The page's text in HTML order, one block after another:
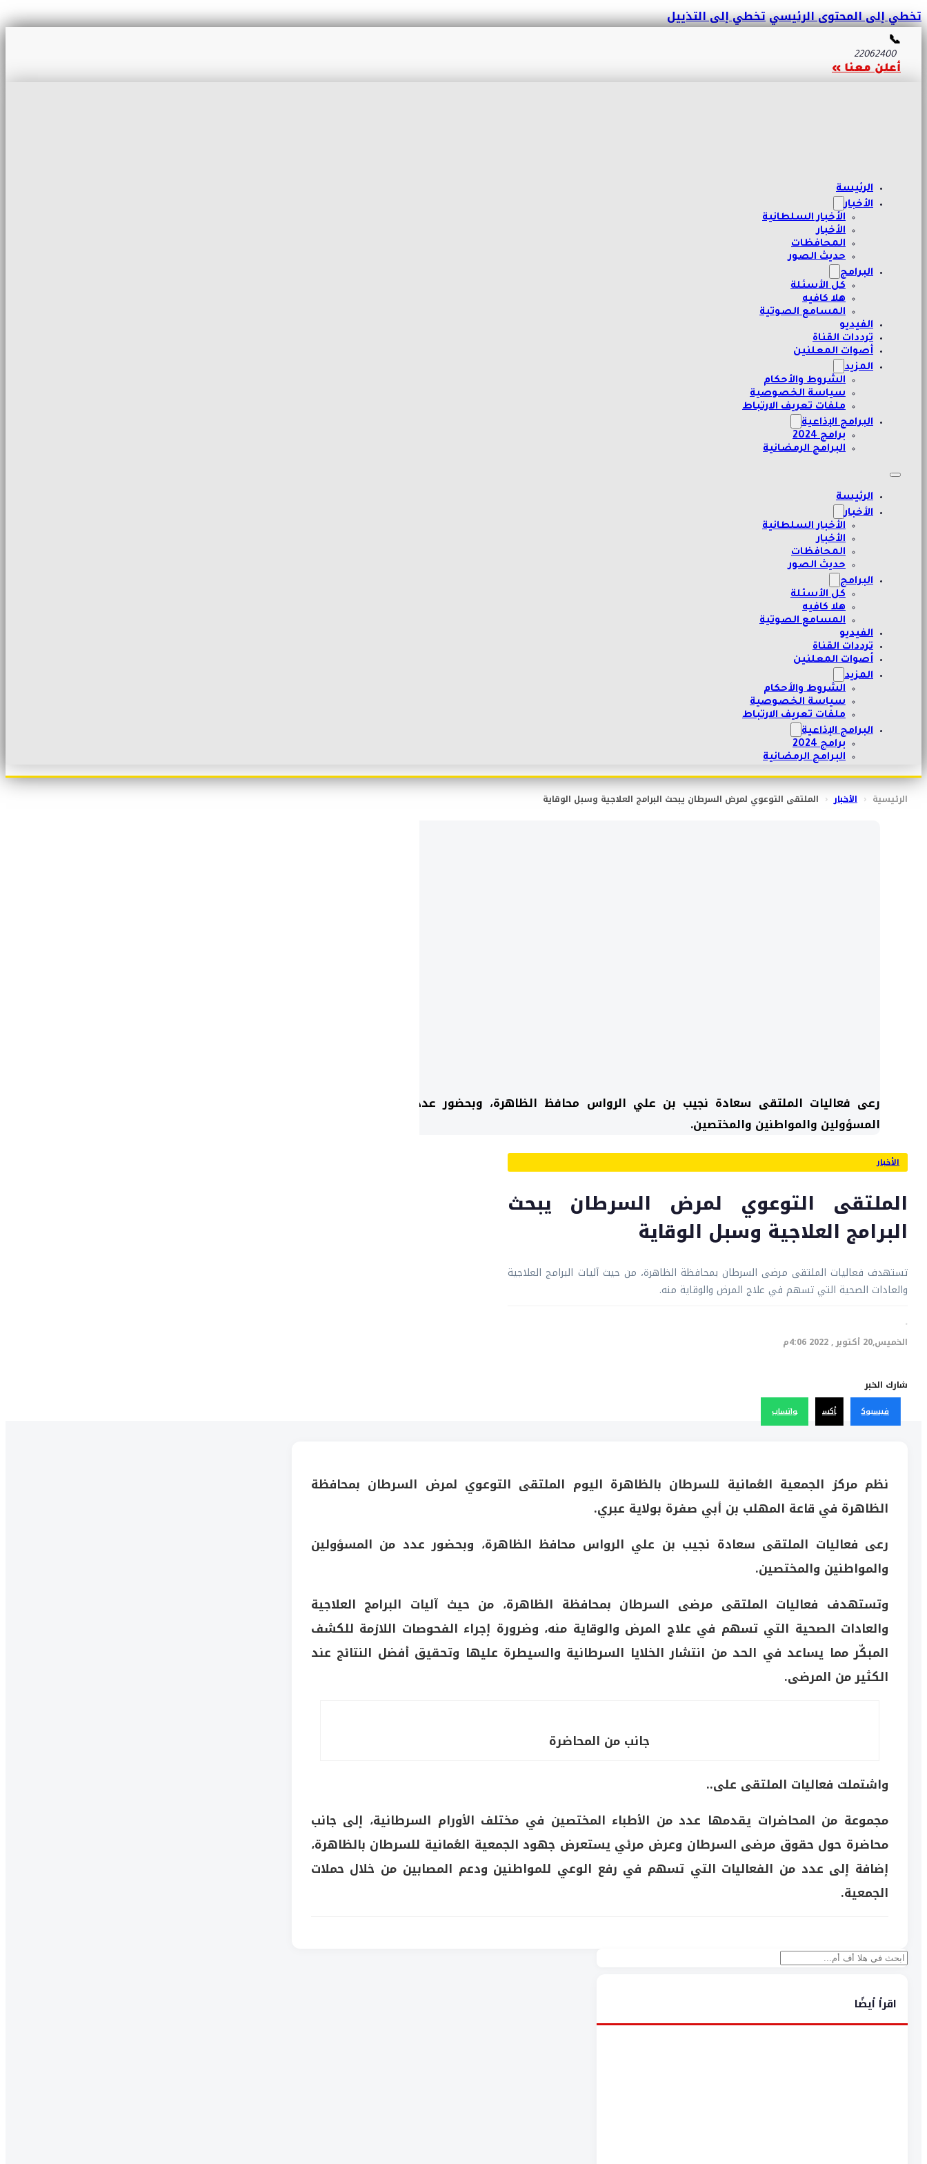
تخطي إلى المحتوى الرئيسيتخطي إلى التذييل
📞
22062400
أعلن معنا »
الرئيسة
الأخبار
الأخبار السلطانية
الأخبار
المحافظات
حديث الصور
البرامج
كل الأسئلة
هلا كافيه
المسامع الصوتية
الفيديو
ترددات القناة
أصوات المعلنين
المزيد
الشروط والأحكام
سياسة الخصوصية
ملفات تعريف الارتباط
البرامج الإذاعية
برامج 2024
البرامج الرمضانية
الرئيسة
الأخبار
الأخبار السلطانية
الأخبار
المحافظات
حديث الصور
البرامج
كل الأسئلة
هلا كافيه
المسامع الصوتية
الفيديو
ترددات القناة
أصوات المعلنين
المزيد
الشروط والأحكام
سياسة الخصوصية
ملفات تعريف الارتباط
البرامج الإذاعية
برامج 2024
البرامج الرمضانية
الرئيسية ‹ الأخبار ‹ الملتقى التوعوي لمرض السرطان يبحث البرامج العلاجية وسبل الوقاية
رعى فعاليات الملتقى سعادة نجيب بن علي الرواس محافظ الظاهرة، وبحضور عدد من
المسؤولين والمواطنين والمختصين.
الأخبار
الملتقى التوعوي لمرض السرطان يبحث
البرامج العلاجية وسبل الوقاية
تستهدف فعاليات الملتقى مرضى السرطان بمحافظة الظاهرة، من حيث آليات البرامج العلاجية
والعادات الصحية التي تسهم في علاج المرض والوقاية منه.
·
الخميس,20 أكتوبر , 2022 4:06م
شارك الخبر
فيسبوك أكس واتساب
نظم مركز الجمعية العُمانية للسرطان بالظاهرة اليوم الملتقى التوعوي لمرض السرطان بمحافظة
الظاهرة في قاعة المهلب بن أبي صفرة بولاية عبري.
رعى فعاليات الملتقى سعادة نجيب بن علي الرواس محافظ الظاهرة، وبحضور عدد من المسؤولين
والمواطنين والمختصين.
وتستهدف فعاليات الملتقى مرضى السرطان بمحافظة الظاهرة، من حيث آليات البرامج العلاجية
والعادات الصحية التي تسهم في علاج المرض والوقاية منه، وضرورة إجراء الفحوصات اللازمة للكشف
المبكّر مما يساعد في الحد من انتشار الخلايا السرطانية والسيطرة عليها وتحقيق أفضل النتائج عند
الكثير من المرضى.
جانب من المحاضرة
واشتملت فعاليات الملتقى على..
مجموعة من المحاضرات يقدمها عدد من الأطباء المختصين في مختلف الأورام السرطانية، إلى جانب
محاضرة حول حقوق مرضى السرطان وعرض مرئي يستعرض جهود الجمعية العُمانية للسرطان بالظاهرة،
إضافة إلى عدد من الفعاليات التي تسهم في رفع الوعي للمواطنين ودعم المصابين من خلال حملات
الجمعية.
بحث
اقرأ أيضًا